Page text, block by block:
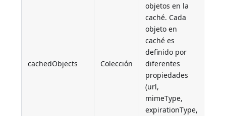
cachedObjects Colección
objetos en la
caché. Cada
objeto en
caché es
definido por
diferentes
propiedades
(url,
mimeType,
expirationType,